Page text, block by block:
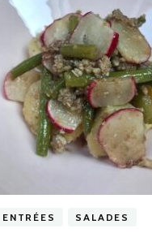
ENTRÉES SALADES